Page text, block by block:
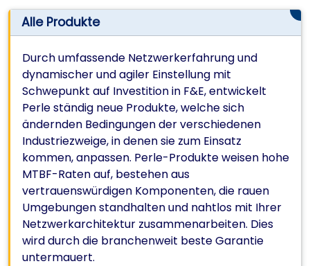
Alle Produkte
Durch umfassende Netzwerkerfahrung und
dynamischer und agiler Einstellung mit
Schwepunkt auf Investition in F&E, entwickelt
Perle ständig neue Produkte, welche sich
ändernden Bedingungen der verschiedenen
Industriezweige, in denen sie zum Einsatz
kommen, anpassen. Perle-Produkte weisen hohe
MTBF-Raten auf, bestehen aus
vertrauenswürdigen Komponenten, die rauen
Umgebungen standhalten und nahtlos mit Ihrer
Netzwerkarchitektur zusammenarbeiten. Dies
wird durch die branchenweit beste Garantie
untermauert.